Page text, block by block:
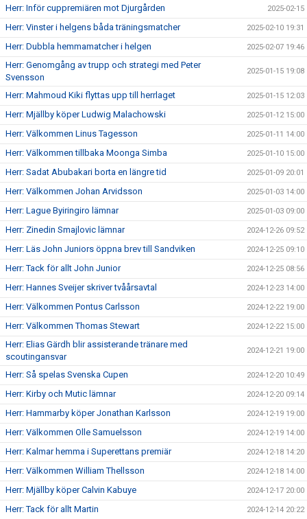
Herr: Inför cuppremiären mot Djurgården 2025-02-15
Herr: Vinster i helgens båda träningsmatcher 2025-02-10 19:31
Herr: Dubbla hemmamatcher i helgen 2025-02-07 19:46
Herr: Genomgång av trupp och strategi med Peter
Svensson
2025-01-15 19:08
Herr: Mahmoud Kiki flyttas upp till herrlaget 2025-01-15 12:03
Herr: Mjällby köper Ludwig Malachowski 2025-01-12 15:00
Herr: Välkommen Linus Tagesson 2025-01-11 14:00
Herr: Välkommen tillbaka Moonga Simba 2025-01-10 15:00
Herr: Sadat Abubakari borta en längre tid 2025-01-09 20:01
Herr: Välkommen Johan Arvidsson 2025-01-03 14:00
Herr: Lague Byiringiro lämnar 2025-01-03 09:00
Herr: Zinedin Smajlovic lämnar 2024-12-26 09:52
Herr: Läs John Juniors öppna brev till Sandviken 2024-12-25 09:10
Herr: Tack för allt John Junior 2024-12-25 08:56
Herr: Hannes Sveijer skriver tvåårsavtal 2024-12-23 14:00
Herr: Välkommen Pontus Carlsson 2024-12-22 19:00
Herr: Välkommen Thomas Stewart 2024-12-22 15:00
Herr: Elias Gärdh blir assisterande tränare med
scoutingansvar
2024-12-21 19:00
Herr: Så spelas Svenska Cupen 2024-12-20 10:49
Herr: Kirby och Mutic lämnar 2024-12-20 09:14
Herr: Hammarby köper Jonathan Karlsson 2024-12-19 19:00
Herr: Välkommen Olle Samuelsson 2024-12-19 14:00
Herr: Kalmar hemma i Superettans premiär 2024-12-18 14:20
Herr: Välkommen William Thellsson 2024-12-18 14:00
Herr: Mjällby köper Calvin Kabuye 2024-12-17 20:00
Herr: Tack för allt Martin 2024-12-14 20:22